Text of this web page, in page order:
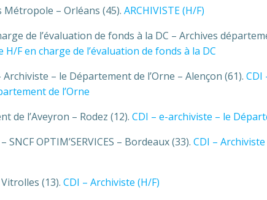
Métropole – Orléans (45). ARCHIVISTE (H/F)
de l’évaluation de fonds à la DC – Archives
H/F en charge de l’évaluation de fonds à la DC
– le Département de l’Orne – Alençon (61). CDI
de l’Orne
de l’Aveyron – Rodez (12). CDI – e-archiviste – le
OPTIM’SERVICES – Bordeaux (33). CDI –
(13). CDI – Archiviste (H/F)